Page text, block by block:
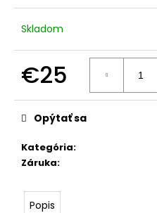
Skladom
€25
cena:
Kategória:
Záruka:
Opýtať sa
Popis
o
č
a
m
e
ZLATÝ
PRAVOSLÁVNY
KRÍŽIK
€47